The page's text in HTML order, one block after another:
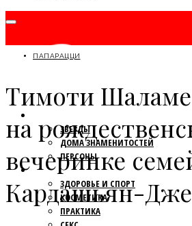
ЗВЕЗДЫ
ДОМА ЗНАМЕНИТОСТЕЙ
ПЕРСОНЫ
КРАСОТА
ЗДОРОВЬЕ И СПОРТ
КОСМЕТИКА
ПРАКТИКА
ПАПАРАЦЦИ
Тимоти Шаламе
на
вечеринке
Кардашьян-